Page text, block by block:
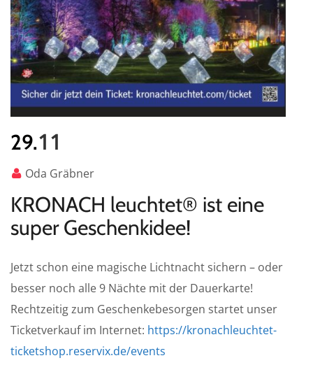
29.11
Oda Gräbner
KRONACH leuchtet® ist eine
super Geschenkidee!
Jetzt schon eine magische Lichtnacht sichern – oder
besser noch alle 9 Nächte mit der Dauerkarte!
Rechtzeitig zum Geschenkebesorgen startet unser
Ticketverkauf im Internet: https://kronachleuchtet-
ticketshop.reservix.de/events